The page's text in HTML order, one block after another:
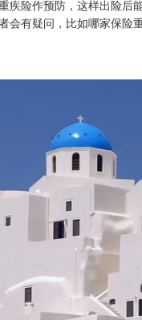
险作预防，这样出险后
会有疑问，比如哪家保险